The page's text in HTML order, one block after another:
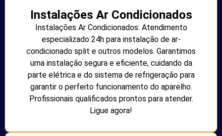
Instalações Ar Condicionados
Instalações Ar Condicionados: Atendimento
especializado 24h para instalação de ar-
condicionado split e outros modelos. Garantimos
uma instalação segura e eficiente, cuidando da
parte elétrica e do sistema de refrigeração para
garantir o perfeito funcionamento do aparelho.
Profissionais qualificados prontos para atender.
Ligue agora!